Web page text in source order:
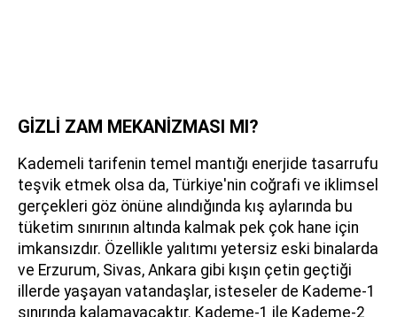
GİZLİ ZAM MEKANİZMASI MI?
Kademeli tarifenin temel mantığı enerjide tasarrufu
teşvik etmek olsa da, Türkiye'nin coğrafi ve iklimsel
gerçekleri göz önüne alındığında kış aylarında bu
tüketim sınırının altında kalmak pek çok hane için
imkansızdır. Özellikle yalıtımı yetersiz eski binalarda
ve Erzurum, Sivas, Ankara gibi kışın çetin geçtiği
illerde yaşayan vatandaşlar, isteseler de Kademe-1
sınırında kalamayacaktır. Kademe-1 ile Kademe-2